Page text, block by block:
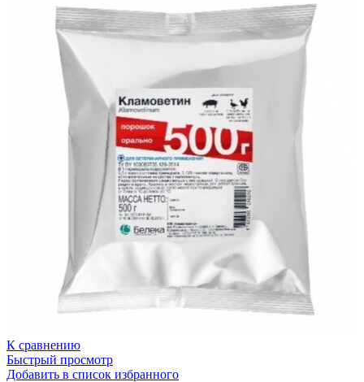
К сравнению
Быстрый просмотр
Добавить в список избранного